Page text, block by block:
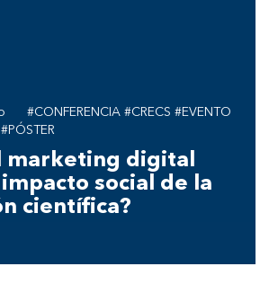
#CONFERENCIA #CRECS #EVENTO
marketing digital
social de la
científica?